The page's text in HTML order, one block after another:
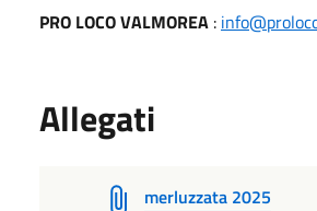
PRO LOCO VALMOREA :
Allegati
merluzzata 2025